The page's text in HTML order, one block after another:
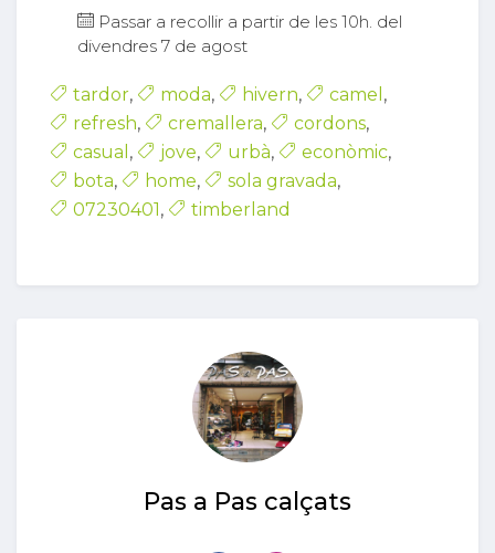
Passar a recollir a partir de les 10h. del
divendres 7 de agost
tardor, moda, hivern, camel ,
refresh, cremallera, cordons,
casual , jove, urbà, econòmic,
bota, home, sola gravada,
07230401, timberland
Pas a Pas calçats